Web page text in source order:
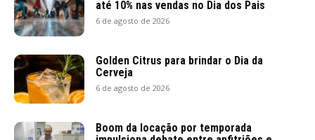
até 10% nas vendas no Dia dos Pais
6 de agosto de 2026
Golden Citrus para brindar o Dia da
Cerveja
6 de agosto de 2026
Boom da locação por temporada